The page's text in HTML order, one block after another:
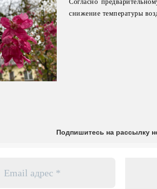
Согласно
снижение температуры
Подпишитесь на рассылку
адрес